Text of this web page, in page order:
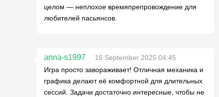
целом — неплохое времяпрепровождение для
любителей пасьянсов.
anna-s1997
16 September 2025 04:45
Игра просто завораживает! Отличная механика и
графика делают её комфортной для длительных
сессий. Задачи достаточно интересные, чтобы не